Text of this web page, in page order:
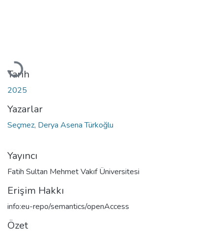
Yükleniyor...
Tarih
2025
Yazarlar
Seçmez, Derya Asena Türkoğlu
Yayıncı
Fatih Sultan Mehmet Vakıf Üniversitesi
Erişim Hakkı
info:eu-repo/semantics/openAccess
Özet